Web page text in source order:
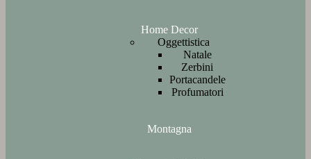
Home Decor
Oggettistica
Natale
Zerbini
Portacandele
Profumatori
Montagna